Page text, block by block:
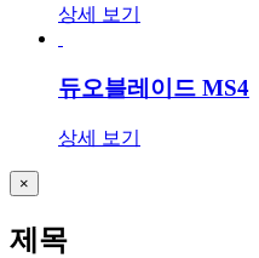
상세 보기
듀오블레이드 MS4
상세 보기
Close
product
view
×
제목